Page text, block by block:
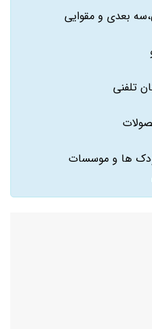
بعدی و مقوایی
تلفنی
ها و موسسات